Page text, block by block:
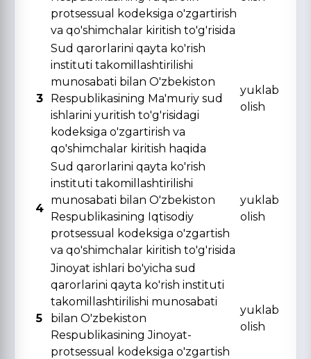
protsessual kodeksiga o'zgartirish
va qo'shimchalar kiritish to'g'risida
3
Sud qarorlarini qayta ko'rish
instituti takomillashtirilishi
munosabati bilan O'zbekiston
Respublikasining Ma'muriy sud
ishlarini yuritish to'g'risidagi
kodeksiga o'zgartirish va
qo'shimchalar kiritish haqida
yuklab
olish
4
Sud qarorlarini qayta ko'rish
instituti takomillashtirilishi
munosabati bilan O'zbekiston
Respublikasining Iqtisodiy
protsessual kodeksiga o'zgartish
va qo'shimchalar kiritish to'g'risida
yuklab
olish
5
Jinoyat ishlari bo'yicha sud
qarorlarini qayta ko'rish instituti
takomillashtirilishi munosabati
bilan O'zbekiston
Respublikasining Jinoyat-
protsessual kodeksiga o'zgartish
yuklab
olish